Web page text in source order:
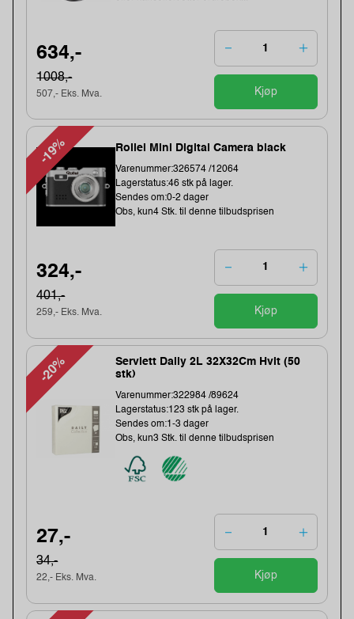
634,-
1008,-
507,- Eks. Mva. Kjøp
-19% Rollei Mini Digital Camera black
Varenummer:326574 /12064
Lagerstatus:46 stk på lager.
Sendes om:0-2 dager
Obs, kun4 Stk. til denne tilbudsprisen
324,-
401,-
259,- Eks. Mva. Kjøp
-20%
Serviett Daily 2L 32X32Cm Hvit (50
stk)
Varenummer:322984 /89624
Lagerstatus:123 stk på lager.
Sendes om:1-3 dager
Obs, kun3 Stk. til denne tilbudsprisen
27,-
34,-
22,- Eks. Mva. Kjøp